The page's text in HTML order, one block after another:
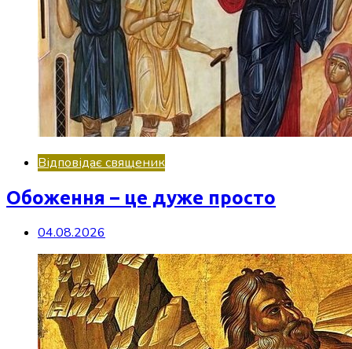
Відповідає священик
Обоження – це дуже просто
04.08.2026